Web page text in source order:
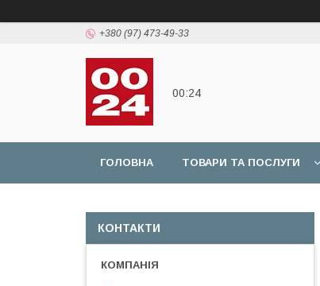
+380 (97) 473-49-33
00:24
ГОЛОВНА ТОВАРИ ТА ПОСЛУГИ
КОНТАКТИ